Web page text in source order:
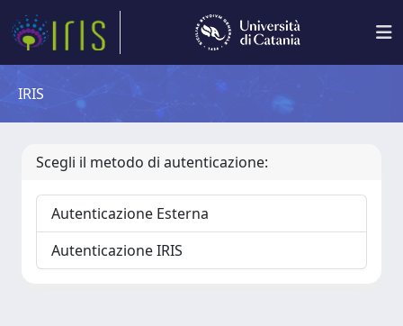
IRIS
Scegli il metodo di autenticazione:
Autenticazione Esterna
Autenticazione IRIS